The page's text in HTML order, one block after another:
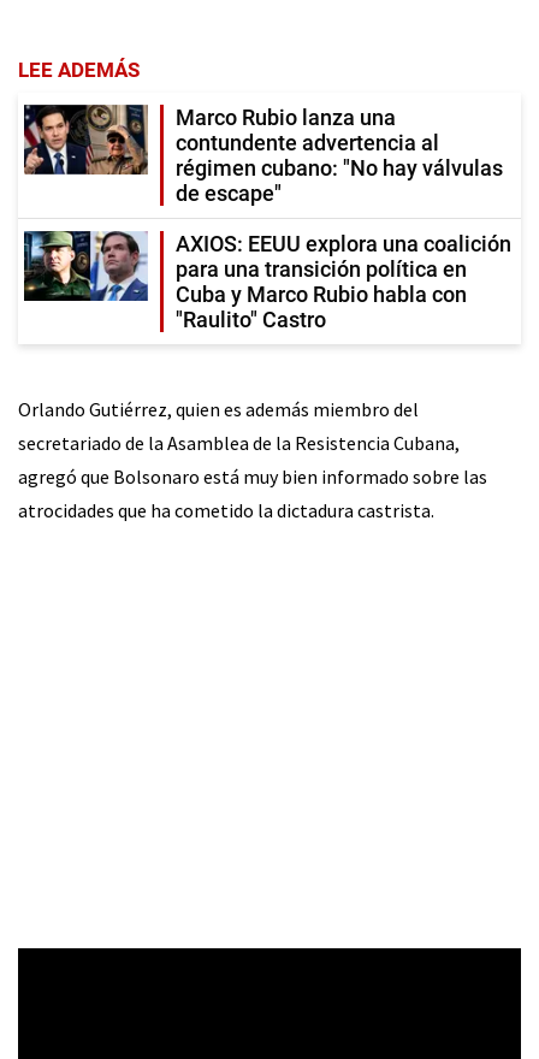
LEE ADEMÁS
Marco Rubio lanza una
contundente advertencia al
régimen cubano: "No hay válvulas
de escape"
AXIOS: EEUU explora una coalición
para una transición política en
Cuba y Marco Rubio habla con
"Raulito" Castro
Orlando Gutiérrez, quien es además miembro del
secretariado de la Asamblea de la Resistencia Cubana,
agregó que Bolsonaro está muy bien informado sobre las
atrocidades que ha cometido la dictadura castrista.